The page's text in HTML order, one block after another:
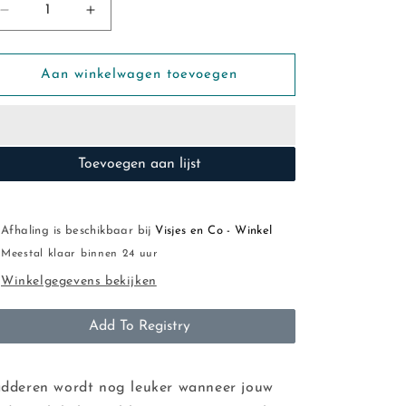
Aantal
verlagen
voor
Luma:
badinzet
Aantal
verhogen
voor
Luma:
badinzet
Aan winkelwagen toevoegen
Toevoegen aan lijst
Afhaling is beschikbaar bijVisjes en Co - Winkel
Meestal klaar binnen 24 uur
Winkelgegevens bekijken
Add To Registry
wordt nog leuker wanneer jouw